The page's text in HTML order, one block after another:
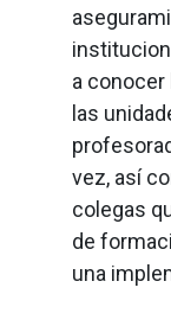
a
las
vez, así
colegas
de
una